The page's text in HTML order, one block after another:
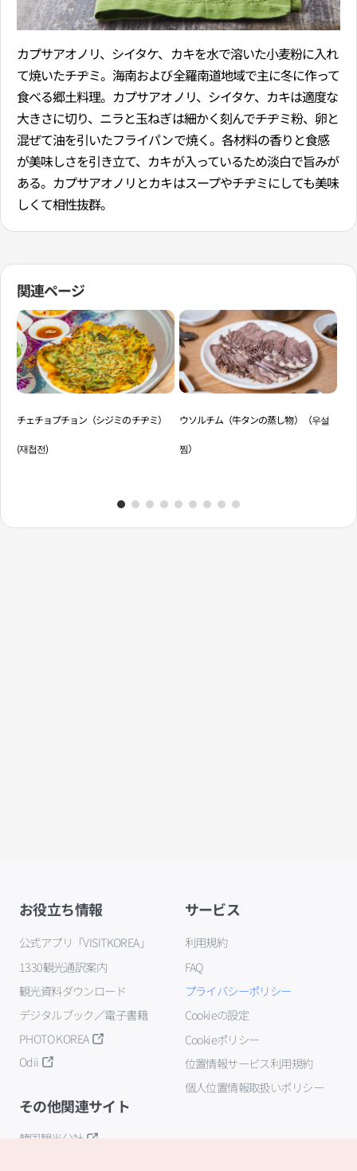
カプサアオノリ、シイタケ、カキを水で溶いた小麦粉に入れ
て焼いたチヂミ。海南および全羅南道地域で主に冬に作って
食べる郷土料理。カプサアオノリ、シイタケ、カキは適度な
大きさに切り、ニラと玉ねぎは細かく刻んでチヂミ粉、卵と
混ぜて油を引いたフライパンで焼く。各材料の香りと食感
が美味しさを引き立て、カキが入っているため淡白で旨みが
ある。カプサアオノリとカキはスープやチヂミにしても美味
しくて相性抜群。
関連ページ
チェチョプチョン（シジミのチヂミ）
(재첩전)
ウソルチム（牛タンの蒸し物）（우설
찜）
お役立ち情報
公式アプリ「VISITKOREA」
1330観光通訳案内
観光資料ダウンロード
デジタルブック／電子書籍
PHOTO KOREA
Odii
サービス
利用規約
FAQ
プライバシーポリシー
Cookieの設定
Cookieポリシー
位置情報サービス利用規約
個人位置情報取扱いポリシー
その他関連サイト
韓国観光公社